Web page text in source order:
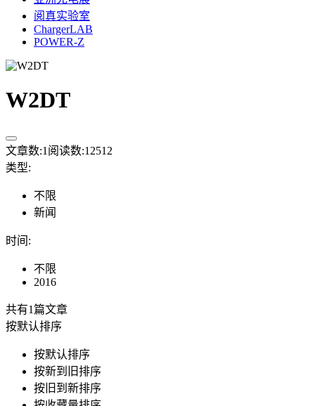
阅真实验室
ChargerLAB
POWER-Z
W2DT
文章数:1 阅读数:12512
类型:
不限
新闻
时间 :
不限
2016
共有1篇文章
按默认排序
按默认排序
按新到旧排序
按旧到新排序